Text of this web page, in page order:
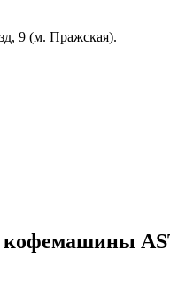
9 (м. Пражская).
кофемашины